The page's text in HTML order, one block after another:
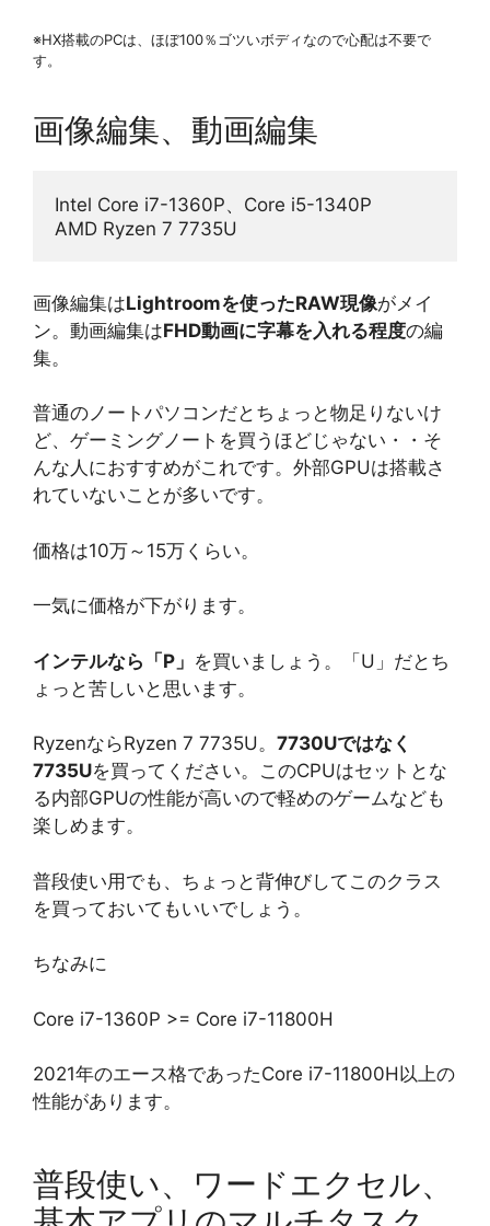
※HX搭載のPCは、ほぼ100％ゴツいボディなので心配は不要で
す。
画像編集、動画編集
Intel Core i7-1360P、Core i5-1340P
AMD Ryzen 7 7735U
画像編集はLightroomを使ったRAW現像がメイ
ン。動画編集はFHD動画に字幕を入れる程度の編
集。
普通のノートパソコンだとちょっと物足りないけ
ど、ゲーミングノートを買うほどじゃない・・そ
んな人におすすめがこれです。外部GPUは搭載さ
れていないことが多いです。
価格は10万～15万くらい。
一気に価格が下がります。
インテルなら「P」 を買いましょう。「U」だとち
ょっと苦しいと思います。
RyzenならRyzen 7 7735U。 7730Uではなく
7735Uを買ってください。このCPUはセットとな
る内部GPUの性能が高いので軽めのゲームなども
楽しめます。
普段使い用でも、ちょっと背伸びしてこのクラス
を買っておいてもいいでしょう。
ちなみに
Core i7-1360P >= Core i7-11800H
2021年のエース格であったCore i7-11800H以上の
性能があります。
普段使い、ワードエクセル、